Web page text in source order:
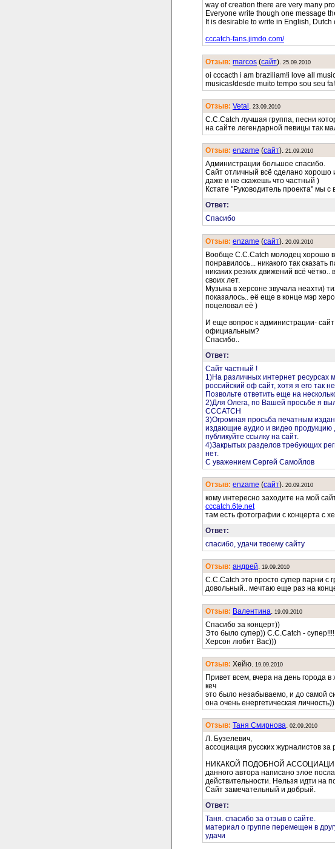
way of creation there are very many
Everyone write though one message
It is desirable to write in English,
cccatch-fans.jimdo.com/
Отзыв: marcos (cайт). 25.09.2010
oi cccacth i am braziliam!i love all
musicas!desde muito tempo sou seu
Отзыв: Vetal . 23.09.2010
C.C.Catch лучшая группа, песни
на сайте легендарной певицы так
Отзыв: enzame (cайт). 21.09.2010
Администрации большое спасибо.
Сайт отличный всё сделано хорошо
даже и не скажешь что частный )
Кстате "Руководитель проекта" мы
Ответ:
Спасибо
Отзыв: enzame (cайт). 20.09.2010
Вообще C.C.Catch молодец хорошо
понравилось... никакого так сказать
никаких резких движений всё
своих лет.
Музыка в херсоне звучала неахти)
показалось.. её еще в конце мэр
поцеловал её )
И еще вопрос к администрации-
официальным?
Спасибо..
Ответ:
Сайт частный !
1)На различных интернет ресурсах
российский оф сайт, хотя я его так
Позвольте ответить еще на
2)Для Олега, по Вашей просьбе я
CCCATCH
3)Огромная просьба печатным
издающие аудио и видео продукцию
публикуйте ссылку на сайт.
4)Закрытых разделов требующих
нет.
С уважением Сергей Самойлов
Отзыв: enzame (cайт). 20.09.2010
кому интересно заходите на мой
cccatch.6te.net
там есть фотографии с концерта с
Ответ:
спасибо, удачи твоему сайту
Отзыв: андрей. 19.09.2010
C.C.Catch это просто супер парни с
довольный.. мечтаю еще раз на
Отзыв: Валентина 19.09.2010
Спасибо за концерт))
Это было супер)) C.C.Catch -
Херсон любит Вас)))
Отзыв: Хейю. 19.09.2010
Привет всем, вчера на день города
кеч
это было незабываемо, и до самой
она очень енергетическая личность))
Отзыв: Таня Смирнова. 02.09.2010
Л. Бузелевич,
ассоциация русских журналистов за
НИКАКОЙ ПОДОБНОЙ
данного автора написано злое
действительности. Нельзя идти на
Сайт замечательный и добрый.
Ответ:
Таня. спасибо за отзыв о сайте.
материал о группе перемещен в
удачи